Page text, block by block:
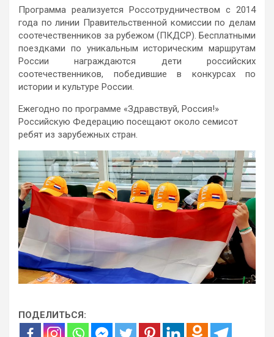
Программа реализуется Россотрудничеством с 2014
года по линии Правительственной комиссии по делам
соотечественников за рубежом (ПКДСР). Бесплатными
поездками по уникальным историческим маршрутам
России награждаются дети российских
соотечественников, победившие в конкурсах по
истории и культуре России.
Ежегодно по программе «Здравствуй, Россия!»
Российскую Федерацию посещают около семисот
ребят из зарубежных стран.
ПОДЕЛИТЬСЯ: